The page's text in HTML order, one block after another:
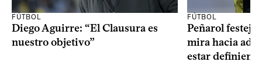
FÚTBOL
Diego Aguirre: “El Clausura es
nuestro objetivo”
FÚTBOL
Peñarol
mira hacia
estar